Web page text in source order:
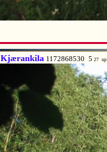
Kjærankila 1172868530 5 27